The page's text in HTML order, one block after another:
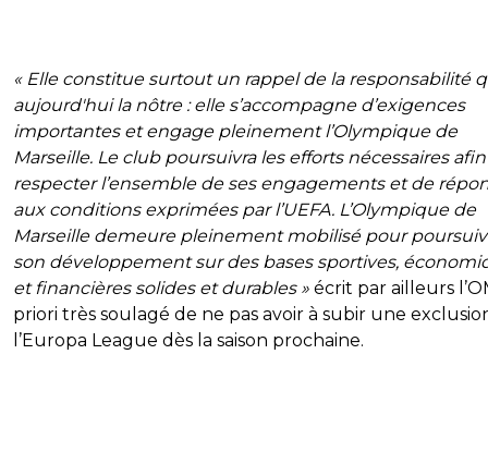
« Elle constitue surtout un rappel de la responsabilité
aujourd'hui la nôtre : elle s’accompagne d’exigences
importantes et engage pleinement l’Olympique de
Marseille. Le club poursuivra les efforts nécessaires
respecter l’ensemble de ses engagements et de
aux conditions exprimées par l’UEFA. L’Olympique de
Marseille demeure pleinement mobilisé pour
son développement sur des bases sportives,
et financières solides et durables » écrit par ailleurs
priori très soulagé de ne pas avoir à subir une
l’Europa League dès la saison prochaine.